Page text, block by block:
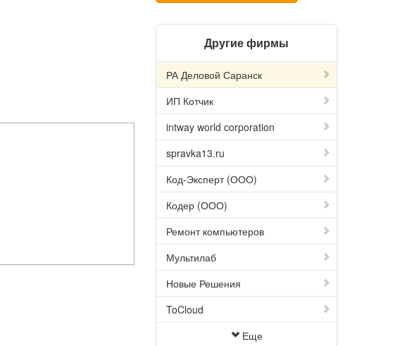
Другие фирмы
РА Деловой Саранск
ИП Котчик
intway world corporation
spravka13.ru
Код-Эксперт (ООО)
Кодер (ООО)
Ремонт компьютеров
Мультилаб
Новые Решения
ToCloud
Еще